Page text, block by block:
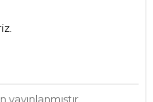
yayınlanmıştır.